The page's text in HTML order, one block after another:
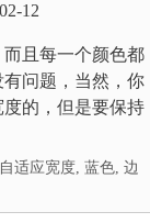
12
且每一个颜色都
问题，当然，你
的，但是要保持
自适应宽度,蓝色,边